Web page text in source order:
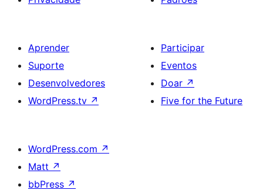
Aprender
Suporte
Desenvolvedores
WordPress.tv ↗
Participar
Eventos
Doar ↗
Five for the Future
WordPress.com ↗
Matt ↗
bbPress ↗